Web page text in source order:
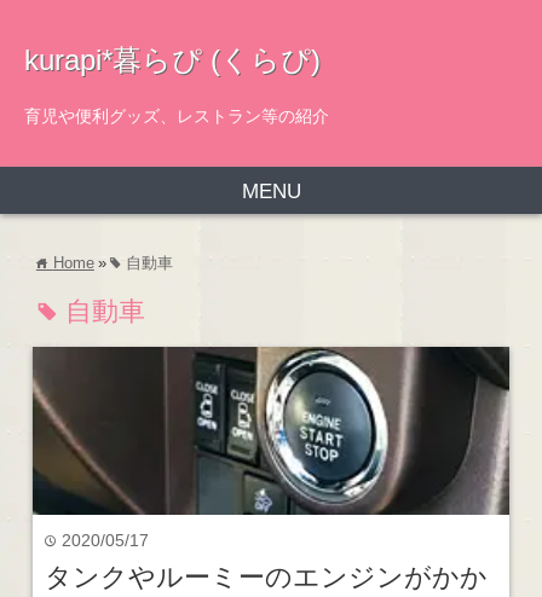
kurapi*暮らぴ (くらぴ)
育児や便利グッズ、レストラン等の紹介
MENU
home Home » tag 自動車
tag 自動車
time 2020/05/17
タンクやルーミーのエンジンがかか